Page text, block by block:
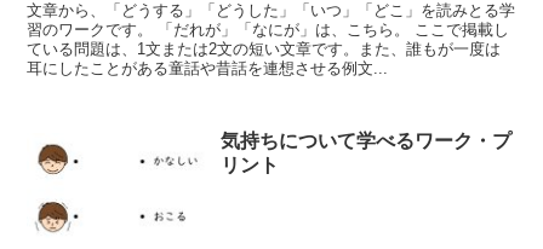
文章から、「どうする」「どうした」「いつ」「どこ」を読みとる学
習のワークです。 「だれが」「なにが」は、こちら。 ここで掲載し
ている問題は、1文または2文の短い文章です。また、誰もが一度は
耳にしたことがある童話や昔話を連想させる例文...
気持ちについて学べるワーク・プ
リント